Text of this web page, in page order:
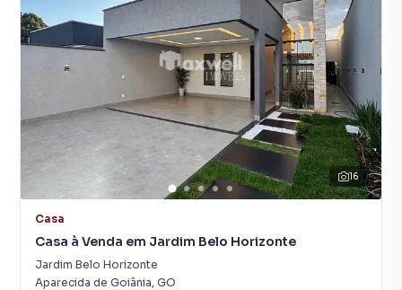
16
Casa
Casa à Venda em Jardim Belo Horizonte
Jardim Belo Horizonte
Aparecida de Goiânia, GO